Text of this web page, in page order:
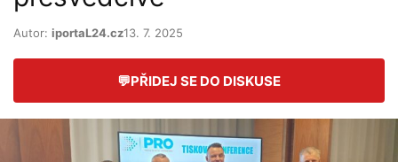
Autor: iportaL24.cz13. 7. 2025
💬PŘIDEJ SE DO DISKUSE